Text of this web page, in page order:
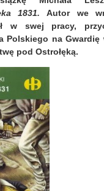
1831.Autor we
w swej pracy,
Polskiego na Gwardię
pod Ostrołęką.